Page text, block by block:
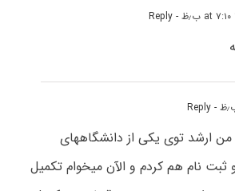
- Reply
- Reply
ارشد توی یکی از دانشگاههای
ثبت نام هم کردم و الآن میخوام تکمیل